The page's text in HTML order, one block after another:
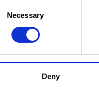
Necessary
Deny